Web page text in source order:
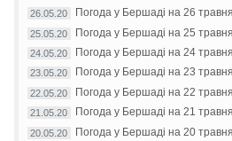
26.05.20 Погода у Бершаді на 26 травня
25.05.20 Погода у Бершаді на 25 травня
24.05.20 Погода у Бершаді на 24 травня
23.05.20 Погода у Бершаді на 23 травня
22.05.20 Погода у Бершаді на 22 травня
21.05.20 Погода у Бершаді на 21 травня
20.05.20 Погода у Бершаді на 20 травня